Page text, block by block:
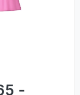
-